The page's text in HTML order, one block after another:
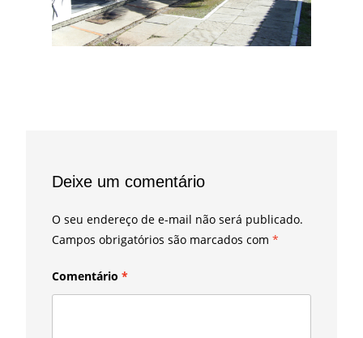
Deixe um comentário
O seu endereço de e-mail não será publicado.
Campos obrigatórios são marcados com *
Comentário *